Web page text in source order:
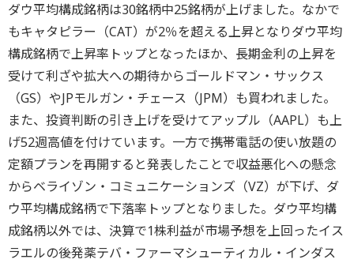
ダウ平均構成銘柄は30銘柄中25銘柄が上げました。なかで
もキャタピラー（CAT）が2％を超える上昇となりダウ平均
構成銘柄で上昇率トップとなったほか、長期金利の上昇を
受けて利ざや拡大への期待からゴールドマン・サックス
（GS）やJPモルガン・チェース（JPM）も買われました。
また、投資判断の引き上げを受けてアップル（AAPL）も上
げ52週高値を付けています。一方で携帯電話の使い放題の
定額プランを再開すると発表したことで収益悪化への懸念
からベライゾン・コミュニケーションズ（VZ）が下げ、ダ
ウ平均構成銘柄で下落率トップとなりました。ダウ平均構
成銘柄以外では、決算で1株利益が市場予想を上回ったイス
ラエルの後発薬テバ・ファーマシューティカル・インダス